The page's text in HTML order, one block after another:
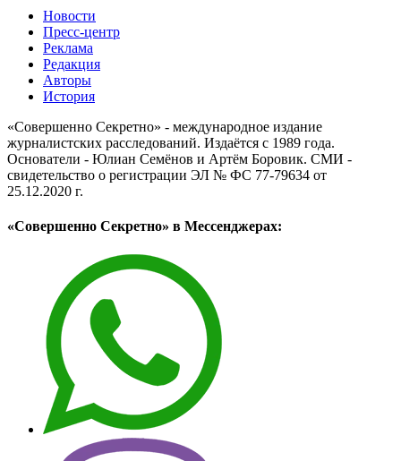
Новости
Пресс-центр
Реклама
Редакция
Авторы
История
«Совершенно Секретно» - международное издание
журналистских расследований. Издаётся с 1989 года.
Основатели - Юлиан Семёнов и Артём Боровик. CМИ -
свидетельство о регистрации ЭЛ № ФС 77-79634 от
25.12.2020 г.
«Совершенно Секретно» в Мессенджерах: